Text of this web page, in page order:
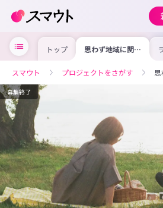
トップ 思わず地域に関わ
りたくなる！自分
ザインできるリモ
ートワーク拠点で
スマウト プロジェクトをさがす
募集終了